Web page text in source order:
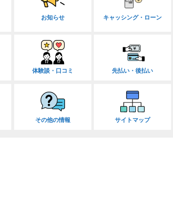
お知らせ キャッシング・ローン
体験談・口コミ 先払い・後払い
その他の情報 サイトマップ